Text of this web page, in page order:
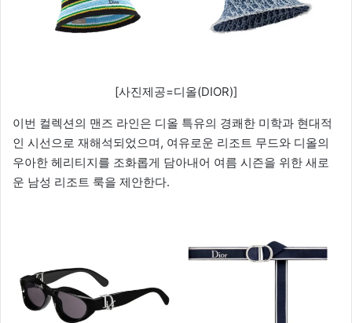
[사진제공=디올(DIOR)]
이번 컬렉션의 맨즈 라인은 디올 특유의 경쾌한 미학과 현대적
인 시선으로 재해석되었으며, 여유로운 리조트 무드와 디올의
우아한 헤리티지를 조화롭게 담아내어 여름 시즌을 위한 새로
운 남성 리조트 룩을 제안한다.